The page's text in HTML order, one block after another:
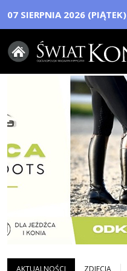
07 SIERPNIA 2026 (PIĄTEK)
AKTUALNOŚCI ZDJECIA